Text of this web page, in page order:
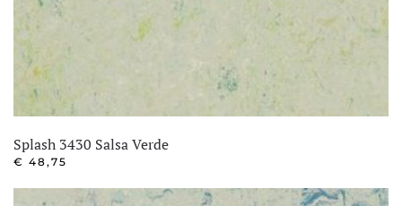
Splash 3430 Salsa Verde
€ 48,75